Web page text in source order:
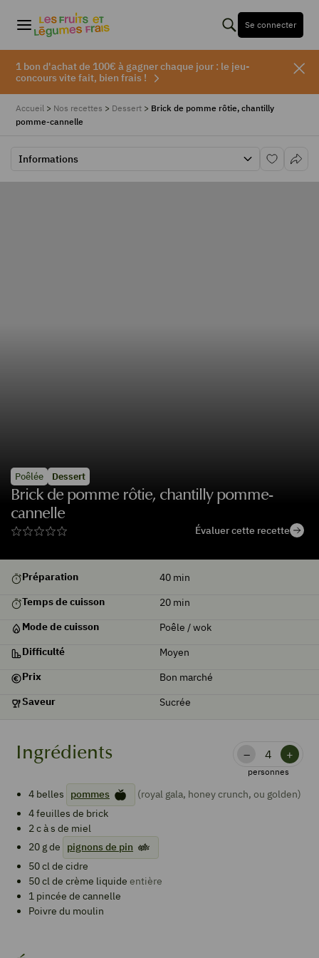
Se connecter
1 bon d'achat de 100€ à gagner chaque jour : le jeu-
concours vite fait, bien frais !
Accueil > Nos recettes > Dessert > Brick de pomme rôtie, chantilly
pomme-cannelle
Informations
Poêlée Dessert
Brick de pomme rôtie, chantilly pomme-
cannelle
Évaluer cette recette
saison
Préparation 40 min
Temps de cuisson
20 min
Mode de cuisson
Poêle / wok
Difficulté
Moyen
Prix
Bon marché
Saveur
Sucrée
Ingrédients – +
personnes
4 belles pommes
(royal gala, honey crunch, ou golden)
4feuilles de brick
2c à s de miel
20 g de
pignons de pin
50cl de cidre
50cl de crème liquide entière
1 pincée de cannelle
Poivre du moulin